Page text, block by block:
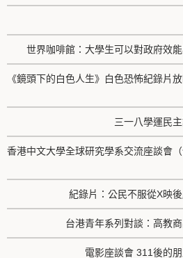
世界咖啡館：大學生可以對政府效
《鏡頭下的白色人生》白色恐怖紀錄片
三一八學運民
香港中文大學全球研究學系交流座談會
紀錄片：公民不服從X映
台港青年系列對談：高教
電影座談會 311後的